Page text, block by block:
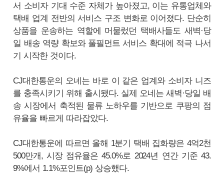
서 소비자 기대 수준 자체가 높아졌고, 이는 유통업체와
택배 업계 전반의 서비스 구조 변화로 이어졌다. 단순히
상품을 운송하는 역할에 머물렀던 택배사들도 새벽·당
일 배송 역량 확보와 풀필먼트 서비스 확대에 적극 나서
기 시작한 것이다.
CJ대한통운의 오네는 바로 이 같은 업계와 소비자 니즈
를 충족시키기 위해 출시됐다. 실제 오네는 새벽·당일 배
송 시장에서 축적된 물류 노하우를 기반으로 쿠팡의 점
유율을 빠르게 따라잡았다.
CJ대한통운에 따르면 올해 1분기 택배 집화량은 4억2천
500만개, 시장 점유율은 45.0%로 2024년 연간 기준 43.
9%에서 1.1%포인트(p) 상승했다.